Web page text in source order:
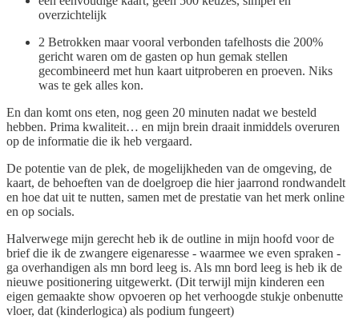
overzichtelijk
2 Betrokken maar vooral verbonden tafelhosts die 200%
gericht waren om de gasten op hun gemak stellen
gecombineerd met hun kaart uitproberen en proeven. Niks
was te gek alles kon.
En dan komt ons eten, nog geen 20 minuten nadat we besteld
hebben. Prima kwaliteit… en mijn brein draait inmiddels overuren
op de informatie die ik heb vergaard.
De potentie van de plek, de mogelijkheden van de omgeving, de
kaart, de behoeften van de doelgroep die hier jaarrond rondwandelt
en hoe dat uit te nutten, samen met de prestatie van het merk online
en op socials.
Halverwege mijn gerecht heb ik de outline in mijn hoofd voor de
brief die ik de zwangere eigenaresse - waarmee we even spraken -
ga overhandigen als mn bord leeg is. Als mn bord leeg is heb ik de
nieuwe positionering uitgewerkt. (Dit terwijl mijn kinderen een
eigen gemaakte show opvoeren op het verhoogde stukje onbenutte
vloer, dat (kinderlogica) als podium fungeert)